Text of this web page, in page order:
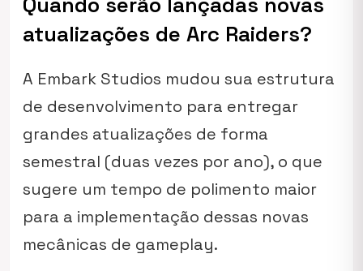
atualizações de Arc Raiders?
A Embark Studios mudou sua estrutura
de desenvolvimento para entregar
grandes atualizações de forma
semestral (duas vezes por ano), o que
sugere um tempo de polimento maior
para a implementação dessas novas
mecânicas de gameplay.